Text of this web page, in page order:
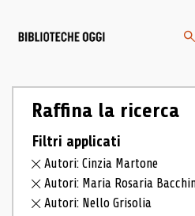
Raffina la ricerca
Filtri applicati
Autori: Cinzia Martone
Autori: Maria Rosaria
Autori: Nello Grisolia